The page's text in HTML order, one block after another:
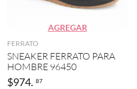
AGREGAR
FERRATO
SNEAKER FERRATO PARA
HOMBRE 96450
$974. 87